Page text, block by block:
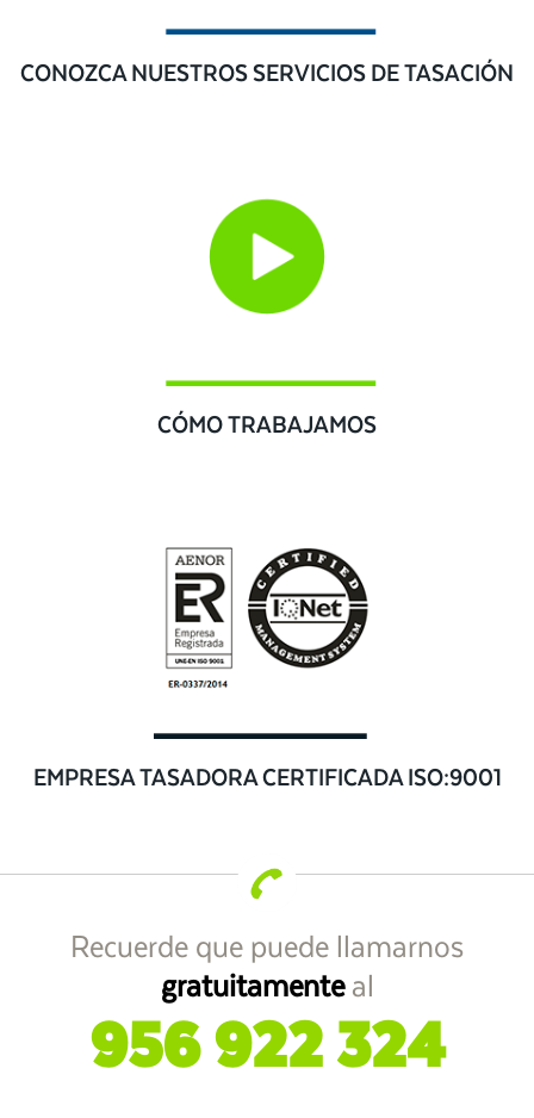
CONOZCA NUESTROS SERVICIOS DE TASACIÓN
CÓMO TRABAJAMOS
EMPRESA TASADORA CERTIFICADA ISO:9001
Recuerde que puede llamarnos
gratuitamenteal
956 922 324